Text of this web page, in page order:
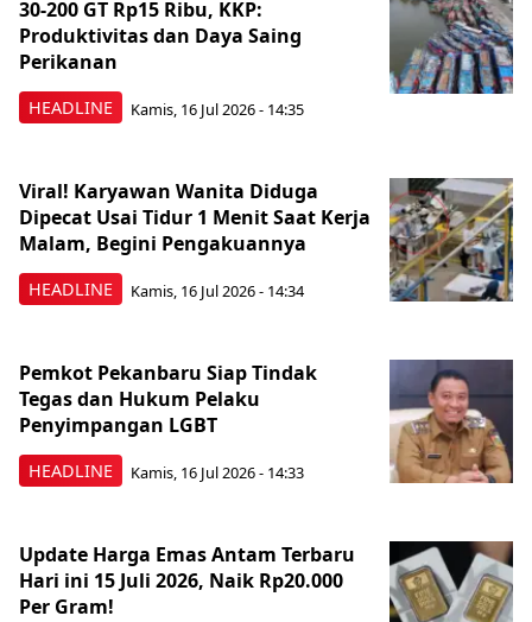
HEADLINE
30-200 GT Rp15 Ribu, KKP:
Produktivitas dan Daya Saing
Perikanan
Kamis, 16 Jul 2026 - 14:35
HEADLINE
Viral! Karyawan Wanita Diduga
Dipecat Usai Tidur 1 Menit Saat Kerja
Malam, Begini Pengakuannya
Kamis, 16 Jul 2026 - 14:34
HEADLINE
Pemkot Pekanbaru Siap Tindak
Tegas dan Hukum Pelaku
Penyimpangan LGBT
Kamis, 16 Jul 2026 - 14:33
Update Harga Emas Antam Terbaru
Hari ini 15 Juli 2026, Naik Rp20.000
Per Gram!